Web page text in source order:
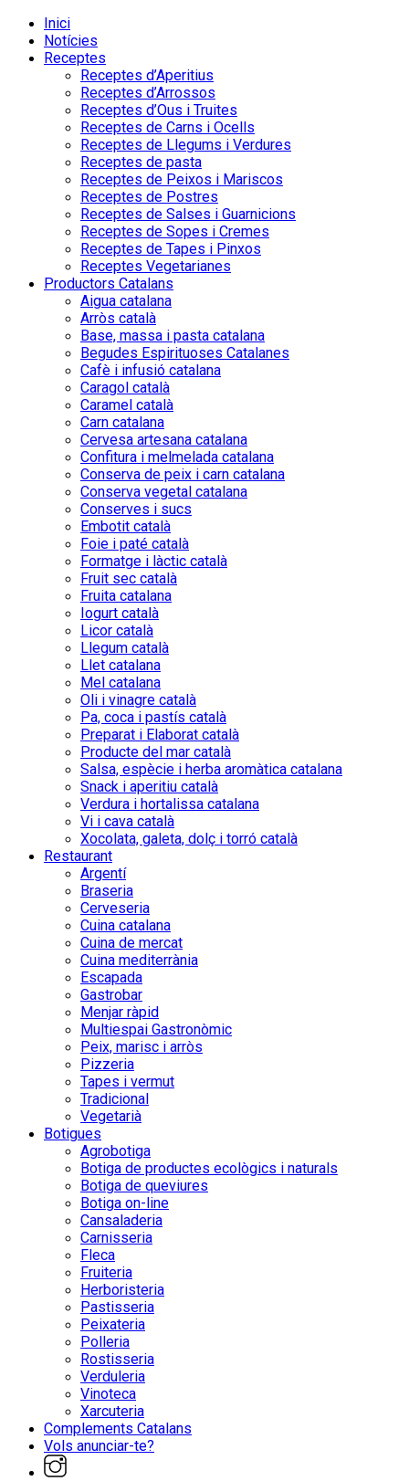
Inici
Notícies
Receptes
Receptes d’Aperitius
Receptes d’Arrossos
Receptes d’Ous i Truites
Receptes de Carns i Ocells
Receptes de Llegums i Verdures
Receptes de pasta
Receptes de Peixos i Mariscos
Receptes de Postres
Receptes de Salses i Guarnicions
Receptes de Sopes i Cremes
Receptes de Tapes i Pinxos
Receptes Vegetarianes
Productors Catalans
Aigua catalana
Arròs català
Base, massa i pasta catalana
Begudes Espirituoses Catalanes
Cafè i infusió catalana
Caragol català
Caramel català
Carn catalana
Cervesa artesana catalana
Confitura i melmelada catalana
Conserva de peix i carn catalana
Conserva vegetal catalana
Conserves i sucs
Embotit català
Foie i paté català
Formatge i làctic català
Fruit sec català
Fruita catalana
Iogurt català
Licor català
Llegum català
Llet catalana
Mel catalana
Oli i vinagre català
Pa, coca i pastís català
Preparat i Elaborat català
Producte del mar català
Salsa, espècie i herba aromàtica catalana
Snack i aperitiu català
Verdura i hortalissa catalana
Vi i cava català
Xocolata, galeta, dolç i torró català
Restaurant
Argentí
Braseria
Cerveseria
Cuina catalana
Cuina de mercat
Cuina mediterrània
Escapada
Gastrobar
Menjar ràpid
Multiespai Gastronòmic
Peix, marisc i arròs
Pizzeria
Tapes i vermut
Tradicional
Vegetarià
Botigues
Agrobotiga
Botiga de productes ecològics i naturals
Botiga de queviures
Botiga on-line
Cansaladeria
Carnisseria
Fleca
Fruiteria
Herboristeria
Pastisseria
Peixateria
Polleria
Rostisseria
Verduleria
Vinoteca
Xarcuteria
Complements Catalans
Vols anunciar-te?